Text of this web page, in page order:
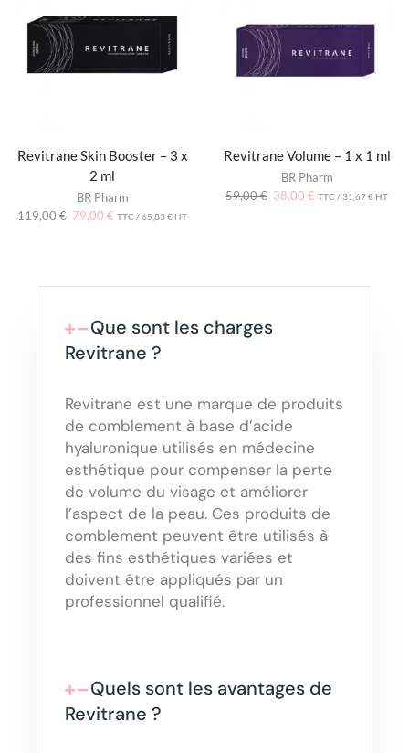
Revitrane Skin Booster – 3 x
2 ml
BR Pharm
119,00€ 79,00 € TTC /65,83€ HT
Revitrane Volume – 1 x 1 ml
BR Pharm
59,00€ 38,00 € TTC /31,67€ HT
Que sont les charges
Revitrane ?
Revitrane est une marque de produits
de comblement à base d’acide
hyaluronique utilisés en médecine
esthétique pour compenser la perte
de volume du visage et améliorer
l’aspect de la peau. Ces produits de
comblement peuvent être utilisés à
des fins esthétiques variées et
doivent être appliqués par un
professionnel qualifié.
Quels sont les avantages de
Revitrane ?